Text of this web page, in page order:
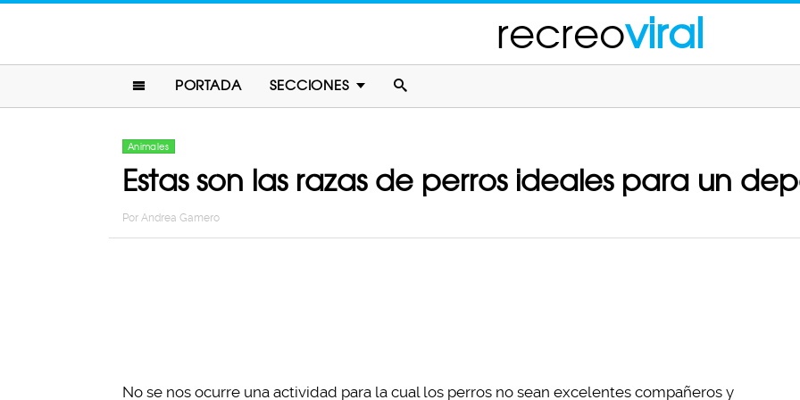
recreoviral
PORTADA SECCIONES
Animales
Estas son las razas de perros ideales para un
Por Andrea Gamero
No se nos ocurre una actividad para la cual los perros no sean excelentes compañeros y